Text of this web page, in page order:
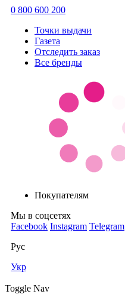
0 800 600 200
Точки выдачи
Газета
Отследить заказ
Все бренды
Покупателям
Мы в соцсетях
Facebook Instagram Telegram
Рус
Укр
Toggle Nav